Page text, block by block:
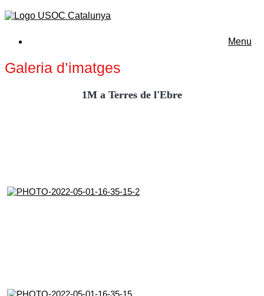
Menu
Galeria d’imatges
1M a Terres de l'Ebre